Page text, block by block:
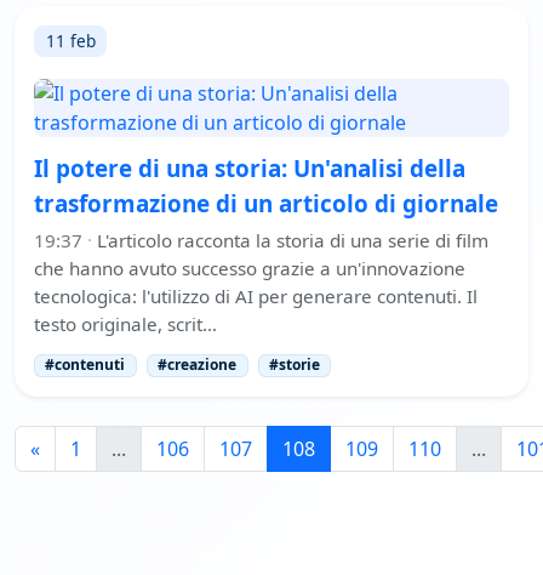
11 feb
Il potere di una storia: Un'analisi della
trasformazione di un articolo di giornale
19:37 · L'articolo racconta la storia di una serie di film
che hanno avuto successo grazie a un'innovazione
tecnologica: l'utilizzo di AI per generare contenuti. Il
testo originale, scrit…
#contenuti #creazione #storie
« 1 ... 106 107 108 109 110 ...